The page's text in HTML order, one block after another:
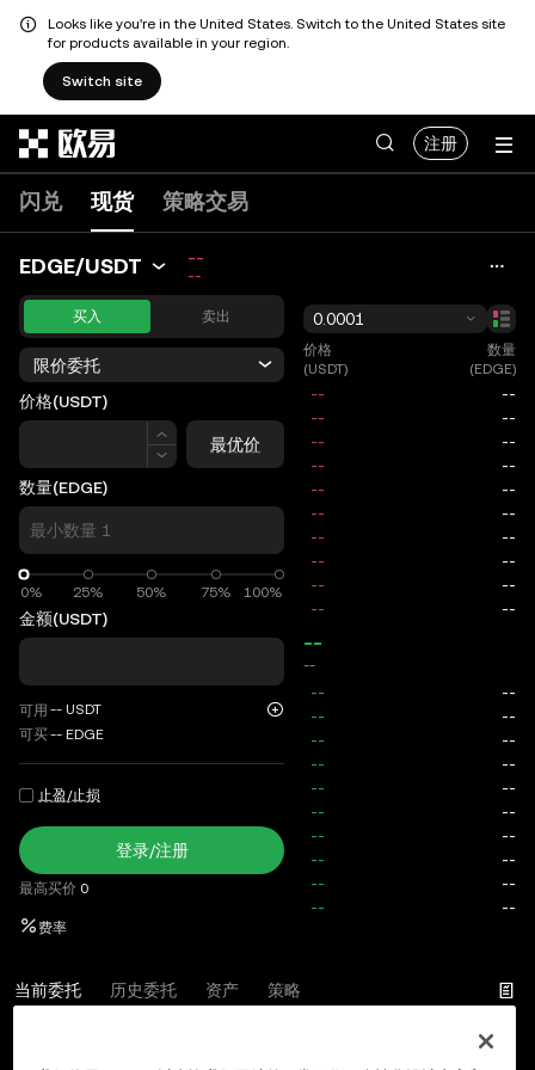
Looks like you're in the United States. Switch to the United States site
for products available in your region.
Switch site
注册
闪兑 现货 策略交易
EDGE/USDT --
--
买入 卖出
限价委托
价格(USDT)
价格
最优价
数量(EDGE)
0% 25% 50% 75% 100%
0%
金额(USDT)
可用 -- USDT
可买-- EDGE
止盈/止损
登录/注册
最高买价 0
费率
0.0001
价格
(USDT)
数量
(EDGE)
--
--
当前委托 历史委托 资产 策略